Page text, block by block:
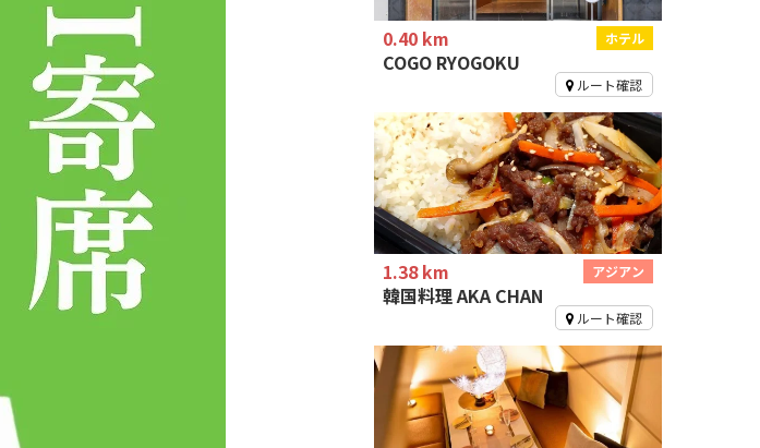
0.40 km ホテル
COGO RYOGOKU
ルート確認
1.38 km アジアン
韓国料理 AKA CHAN
ルート確認